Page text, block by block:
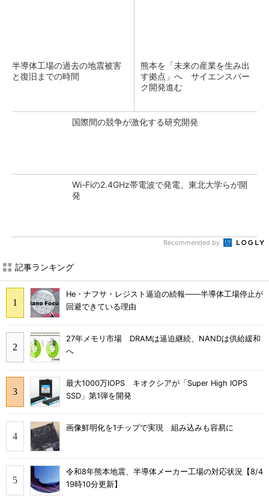
半導体工場の過去の地震被害
と復旧までの時間
熊本を「未来の産業を生み出
す拠点」へ サイエンスパー
ク開発進む
国際間の競争が激化する研究開発
Wi-Fiの2.4GHz帯電波で発電、東北大学らが開
発
Recommended by
記事ランキング
He・ナフサ・レジスト逼迫の続報――半導体工場停止が
回避できている理由
27年メモリ市場 DRAMは逼迫継続、NANDは供給緩和
へ
最大1000万IOPS キオクシアが「Super High IOPS
SSD」第1弾を開発
画像鮮明化を1チップで実現 組み込みも容易に
令和8年熊本地震、半導体メーカー工場の対応状況【8/4
19時10分更新】